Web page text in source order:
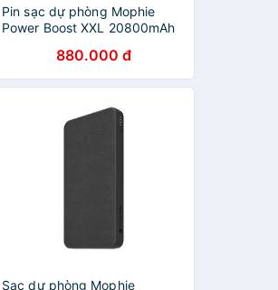
Pin sạc dự phòng Mophie
Power Boost XXL 20800mAh
880.000 đ
Sạc dự phòng Mophie